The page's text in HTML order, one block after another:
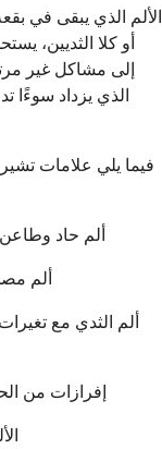
الألم الذي يبقى في
أو كلا الثديين،
إلى مشاكل غير
الذي يزداد سوءًا
فيما يلي علامات
• ألم حاد
• ألم
• إفرازات من
•